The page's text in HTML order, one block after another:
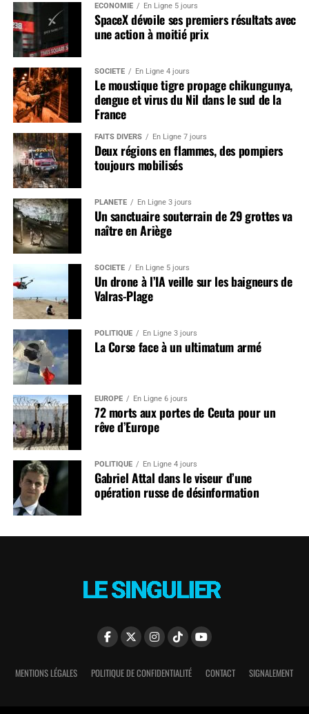
ÉCONOMIE En Ligne 5 jours
SpaceX dévoile ses premiers résultats avec
une action à moitié prix
SOCIÉTÉ En Ligne 4 jours
Le moustique tigre propage chikungunya,
dengue et virus du Nil dans le sud de la
France
FAITS DIVERS En Ligne 7 jours
Deux régions en flammes, des pompiers
toujours mobilisés
PLANÈTE En Ligne 3 jours
Un sanctuaire souterrain de 29 grottes va
naître en Ariège
SOCIÉTÉ En Ligne 5 jours
Un drone à l’IA veille sur les baigneurs de
Valras-Plage
POLITIQUE En Ligne 3 jours
La Corse face à un ultimatum armé
EUROPE En Ligne 6 jours
72 morts aux portes de Ceuta pour un
rêve d’Europe
POLITIQUE En Ligne 4 jours
Gabriel Attal dans le viseur d’une
opération russe de désinformation
MENTIONS LÉGALES POLITIQUE DE CONFIDENTIALITÉ CONTACT SIGNALEMENT